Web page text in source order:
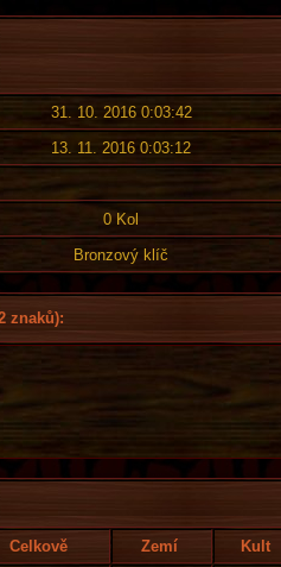
31. 10. 2016 0:03:42
13. 11. 2016 0:03:12
0 Kol
Bronzový klíč
znaků):
Celkově Zemí
Kult